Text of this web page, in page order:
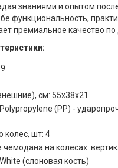
знаниями и опытом
функциональность,
премиальное качество
см: 55x38x21
(PP) -
колес, шт: 4
на колесах:
(слоновая кость)